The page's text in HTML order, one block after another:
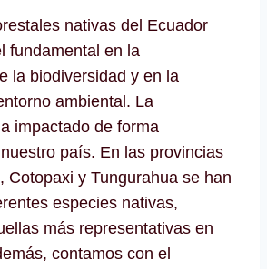
nativas del Ecuador
fundamental en la
la biodiversidad y en la
ambiental. La
impactado de forma
país. En las provincias
Cotopaxi y Tungurahua se han
especies nativas,
más representativas en
contamos con el